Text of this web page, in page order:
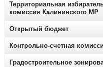
Территориальная
комиссия Калининского МР
Открытый бюджет
Контрольно-счетная
Градостроительное